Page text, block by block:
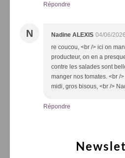
Répondre
N Nadine ALEXIS 04/06/
re coucou, <br /> ici on
producteur, on en a
contre les salades sont
manger nos tomates. <br /
midi, gros bisous, <br />
Répondre